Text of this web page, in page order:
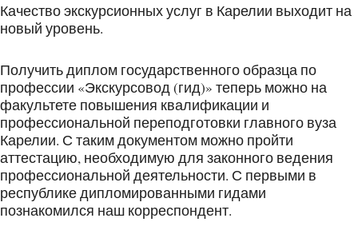
Качество экскурсионных услуг в Карелии выходит на
новый уровень.
Получить диплом государственного образца по
профессии «Экскурсовод (гид)» теперь можно на
факультете повышения квалификации и
профессиональной переподготовки главного вуза
Карелии. С таким документом можно пройти
аттестацию, необходимую для законного ведения
профессиональной деятельности. С первыми в
республике дипломированными гидами
познакомился наш корреспондент.